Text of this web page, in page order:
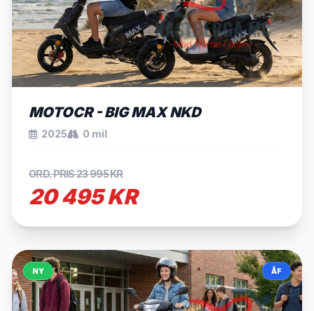
MOTOCR - BIG MAX NKD
2025 0 mil
ORD. PRIS 23 995 KR
20 495 KR
NY ÅF